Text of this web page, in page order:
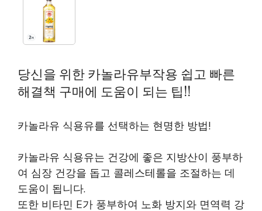
당신을 위한 카놀라유부작용 쉽고 빠른
해결책 구매에 도움이 되는 팁!!
카놀라유 식용유를 선택하는 현명한 방법!
카놀라유 식용유는 건강에 좋은 지방산이 풍부하
여 심장 건강을 돕고 콜레스테롤을 조절하는 데
도움이 됩니다.
또한 비타민 E가 풍부하여 노화 방지와 면역력 강